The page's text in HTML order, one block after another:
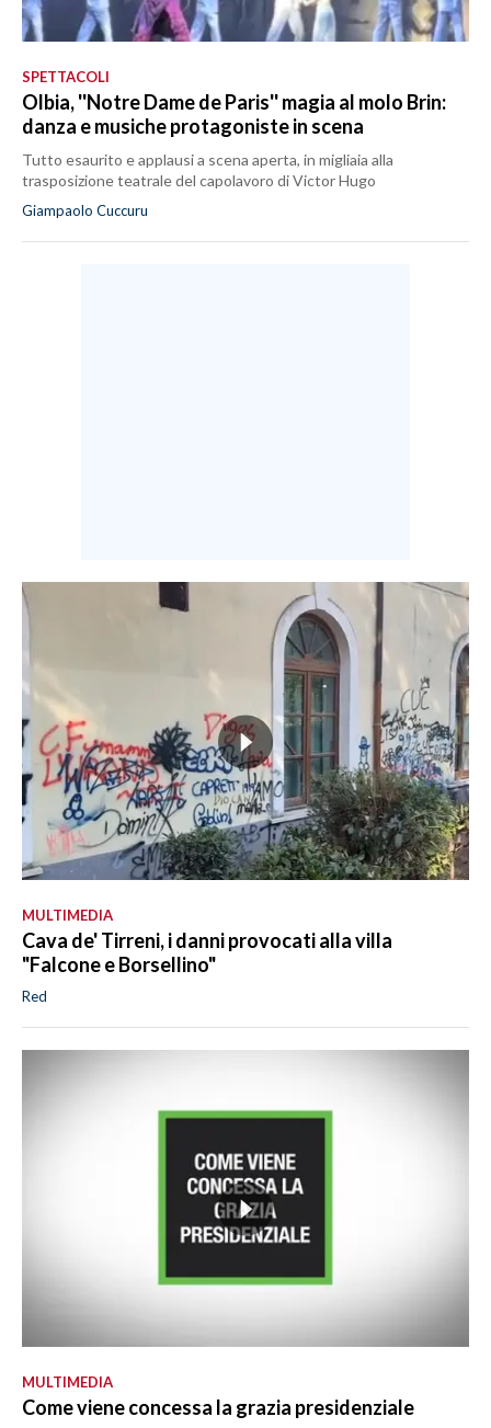
SPETTACOLI
Olbia, ''Notre Dame de Paris'' magia al molo Brin:
danza e musiche protagoniste in scena
Tutto esaurito e applausi a scena aperta, in migliaia alla
trasposizione teatrale del capolavoro di Victor Hugo
Giampaolo Cuccuru
MULTIMEDIA
Cava de' Tirreni, i danni provocati alla villa
"Falcone e Borsellino"
Red
MULTIMEDIA
Come viene concessa la grazia presidenziale